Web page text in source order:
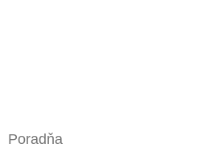
Poradňa